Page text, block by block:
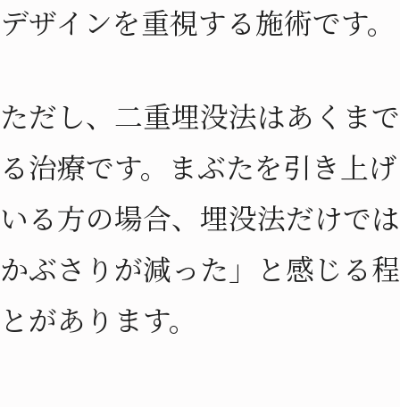
デザインを重視する施術です。
ただし、二重埋没法はあくま
る治療です。まぶたを引き上
いる方の場合、埋没法だけで
かぶさりが減った」と感じる
とがあります。